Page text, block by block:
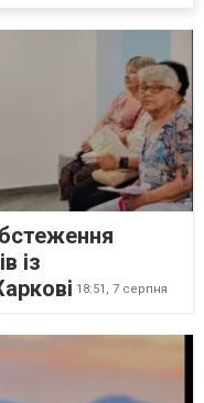
із
18:51, 7 серпня